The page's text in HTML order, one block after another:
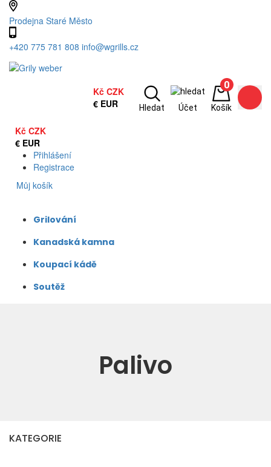
Prodejna Staré Město
+420 775 781 808 info@wgrills.cz
Kč CZK
€ EUR Hledat Účet
0
Košík
Kč CZK
€ EUR
Přihlášení
Registrace
Můj košík
Grilování
Kanadská kamna
Koupací kádě
Soutěž
Palivo
KATEGORIE